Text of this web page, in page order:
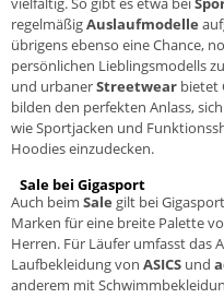
regelmäßigAuslaufmodelle
übrigens ebenso eine Chance,
persönlichen Lieblingsmodells
und urbanerStreetwear bietet
bilden den perfekten Anlass,
wie Sportjacken und
Hoodies einzudecken.
Sale bei Gigasport
Auch beim Sale gilt bei
Marken für eine breite Palette
Herren. Für Läufer umfasst das
Laufbekleidung von ASICS und
anderem mit